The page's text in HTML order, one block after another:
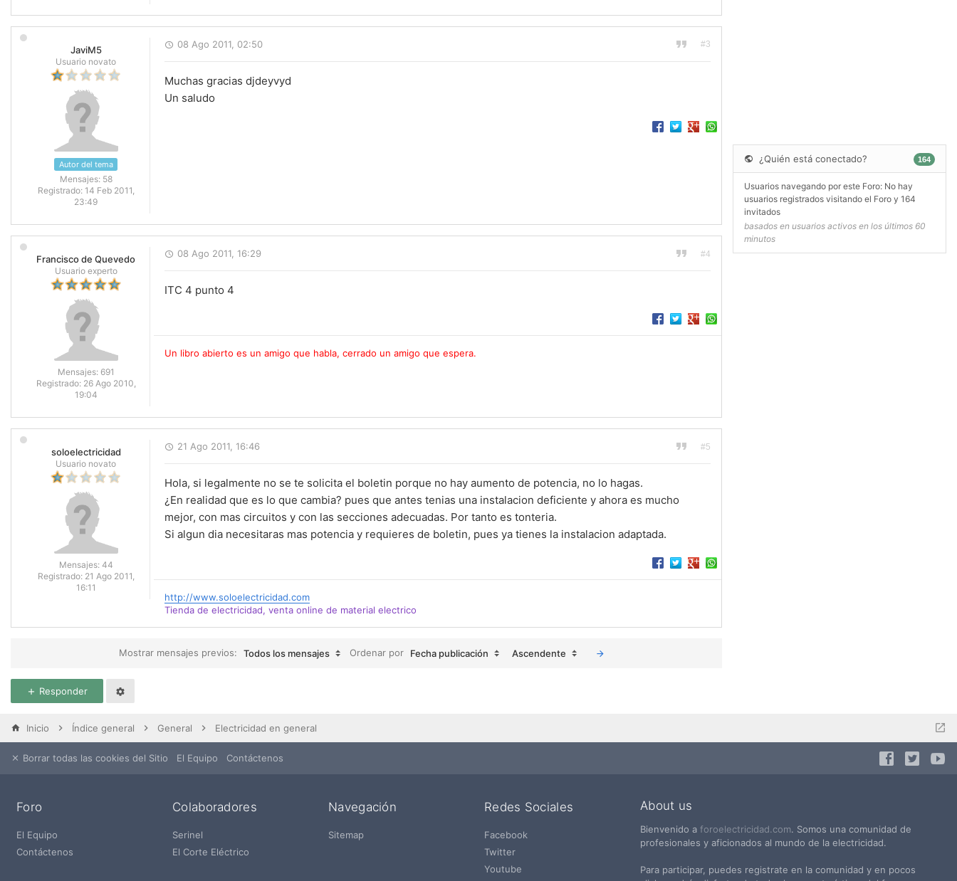
JaviM5
Usuario novato
Autor del tema
Mensajes: 58
Registrado: 14 Feb 2011,
23:49
#3
08 Ago 2011, 02:50
Muchas gracias djdeyvyd
Un saludo
Francisco de Quevedo
Usuario experto
Mensajes: 691
Registrado: 26 Ago 2010,
19:04
#4
08 Ago 2011, 16:29
ITC 4 punto 4
Un libro abierto es un amigo que habla, cerrado un amigo que espera.
soloelectricidad
Usuario novato
Mensajes: 44
Registrado: 21 Ago 2011,
16:11
#5
21 Ago 2011, 16:46
Hola, si legalmente no se te solicita el boletin porque no hay aumento de potencia, no lo hagas.
¿En realidad que es lo que cambia? pues que antes tenias una instalacion deficiente y ahora es mucho
mejor, con mas circuitos y con las secciones adecuadas. Por tanto es tonteria.
Si algun dia necesitaras mas potencia y requieres de boletin, pues ya tienes la instalacion adaptada.
http://www.soloelectricidad.com
Tienda de electricidad, venta online de material electrico
Mostrar mensajes previos: Todos los mensajes Ordenar por Fecha publicación Ascendente
Responder
¿Quién está conectado? 164
Usuarios navegando por este Foro: No hay
usuarios registrados visitando el Foro y 164
invitados
basados en usuarios activos en los últimos 60
minutos
Inicio Índice general General Electricidad en general
Borrar todas las cookies del Sitio El Equipo Contáctenos
Foro
El Equipo
Contáctenos
Colaboradores
Serinel
El Corte Eléctrico
Navegación
Sitemap
Redes Sociales
Facebook
Twitter
Youtube
About us
Bienvenido a foroelectricidad.com. Somos una comunidad de
profesionales y aficionados al mundo de la electricidad.
Para participar, puedes registrate en la comunidad y en pocos